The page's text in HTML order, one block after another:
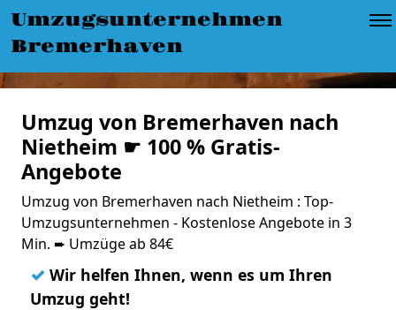
Umzugsunternehmen
Bremerhaven
Umzug von Bremerhaven nach
Nietheim ☛ 100 % Gratis-
Angebote
Umzug von Bremerhaven nach Nietheim : Top-
Umzugsunternehmen - Kostenlose Angebote in 3
Min. ➨ Umzüge ab 84€
✓ Wir helfen Ihnen, wenn es um Ihren
Umzug geht!